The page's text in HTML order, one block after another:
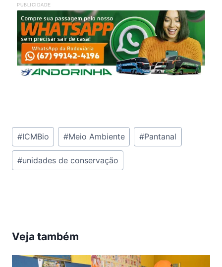
PUBLICIDADE
Tags
do
Post:
#ICMBio #Meio Ambiente #Pantanal
#unidades de conservação
Veja também